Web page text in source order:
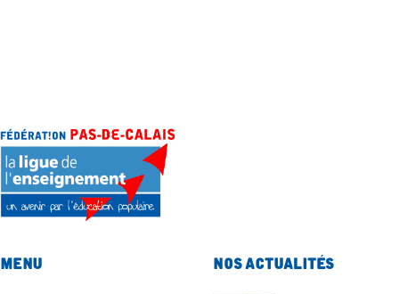
Menu Nos actualités